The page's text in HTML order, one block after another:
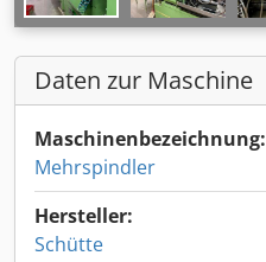
Daten zur Maschine
Maschinenbezeichnung:
Mehrspindler
Hersteller:
Schütte